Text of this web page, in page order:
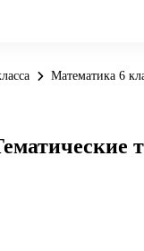
Математика 6